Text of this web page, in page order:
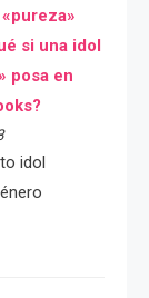
si una idol
posa en
idol